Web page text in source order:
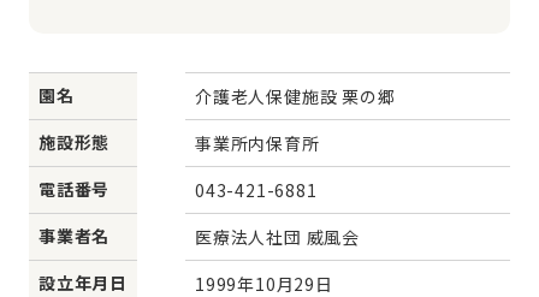
園名
介護老人保健施設 栗の郷
施設形態
事業所内保育所
電話番号
043-421-6881
事業者名
医療法人社団 威風会
設立年月日
1999年10月29日